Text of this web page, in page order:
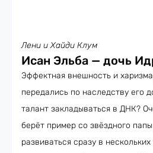
Лени и Хайди Клум
Исан Эльба — дочь
Эффектная внешность и харизма
передались по наследству его
талант закладываться в ДНК?
берёт пример со звёздного
развиваться сразу в